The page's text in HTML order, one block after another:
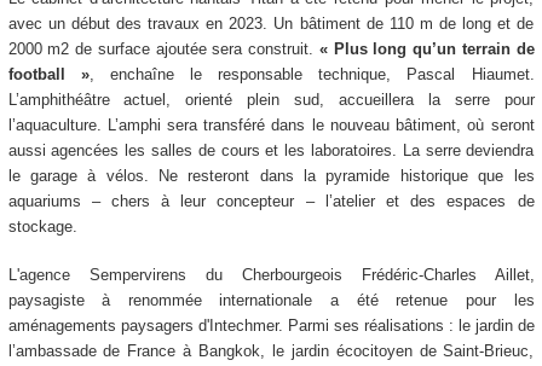
avec un début des travaux en 2023. Un bâtiment de 110 m de long et de
2000 m2 de surface ajoutée sera construit. « Plus long qu’un terrain de
football », enchaîne le responsable technique, Pascal Hiaumet.
L’amphithéâtre actuel, orienté plein sud, accueillera la serre pour
l’aquaculture. L’amphi sera transféré dans le nouveau bâtiment, où seront
aussi agencées les salles de cours et les laboratoires. La serre deviendra
le garage à vélos. Ne resteront dans la pyramide historique que les
aquariums – chers à leur concepteur – l’atelier et des espaces de
stockage.
L'agence Sempervirens du Cherbourgeois Frédéric-Charles Aillet,
paysagiste à renommée internationale a été retenue pour les
aménagements paysagers d'Intechmer. Parmi ses réalisations : le jardin de
l’ambassade de France à Bangkok, le jardin écocitoyen de Saint-Brieuc,